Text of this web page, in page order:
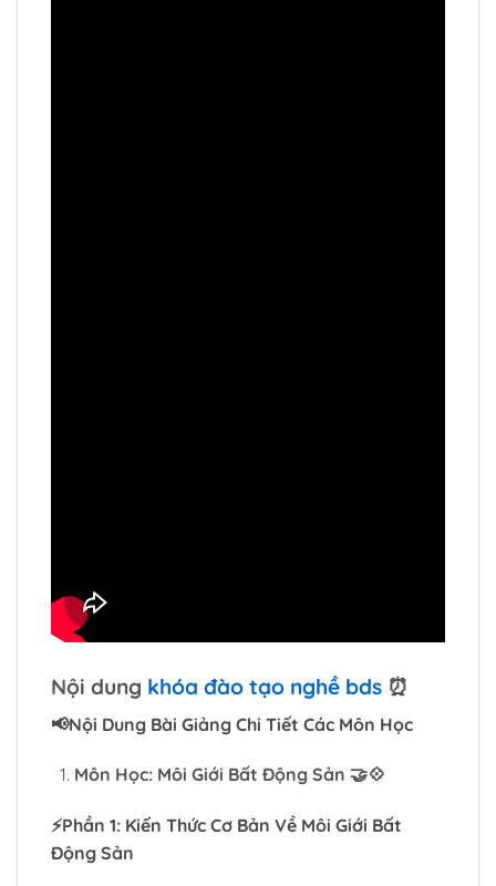
Nội dung khóa đào tạo nghề bds ⏰
📢Nội Dung Bài Giảng Chi Tiết Các Môn Học
Môn Học: Môi Giới Bất Động Sản 🤝💠
⚡Phần 1: Kiến Thức Cơ Bản Về Môi Giới Bất
Động Sản